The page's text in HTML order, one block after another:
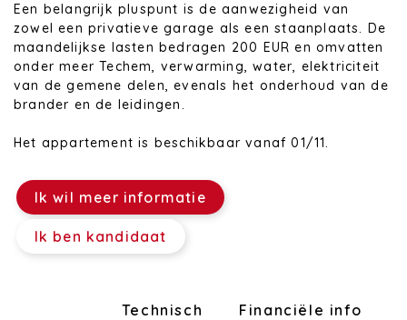
Een belangrijk pluspunt is de aanwezigheid van
zowel een privatieve garage als een staanplaats. De
maandelijkse lasten bedragen 200 EUR en omvatten
onder meer Techem, verwarming, water, elektriciteit
van de gemene delen, evenals het onderhoud van de
brander en de leidingen.
Het appartement is beschikbaar vanaf 01/11.
Ik wil meer informatie
Ik ben kandidaat
Technisch Financiële info